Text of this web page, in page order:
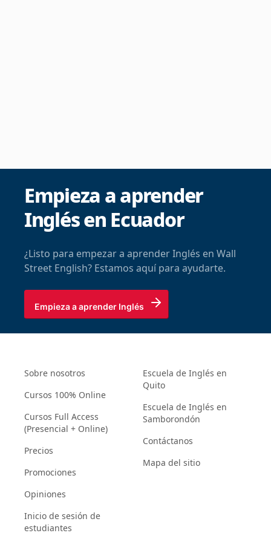
Empieza a aprender
Inglés en Ecuador
¿Listo para empezar a aprender Inglés en Wall
Street English? Estamos aquí para ayudarte.
Empieza a aprender Inglés
Sobre nosotros
Cursos 100% Online
Cursos Full Access
(Presencial + Online)
Precios
Promociones
Opiniones
Inicio de sesión de
estudiantes
Escuela de Inglés en
Quito
Escuela de Inglés en
Samborondón
Contáctanos
Mapa del sitio